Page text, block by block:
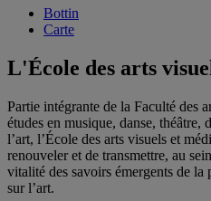
Bottin
Carte
L'École des arts
Partie intégrante de la Faculté des
études en musique, danse, théâtre,
l’art, l’École des arts visuels et
renouveler et de transmettre, au
vitalité des savoirs émergents de la
sur l’art.